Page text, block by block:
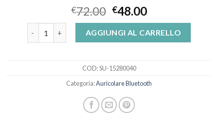
€72.00 €48.00
auricolare bluetooth quantitàAGGIUNGI AL CARRELLO
COD:SU-15280040
Categoria:Auricolare Bluetooth